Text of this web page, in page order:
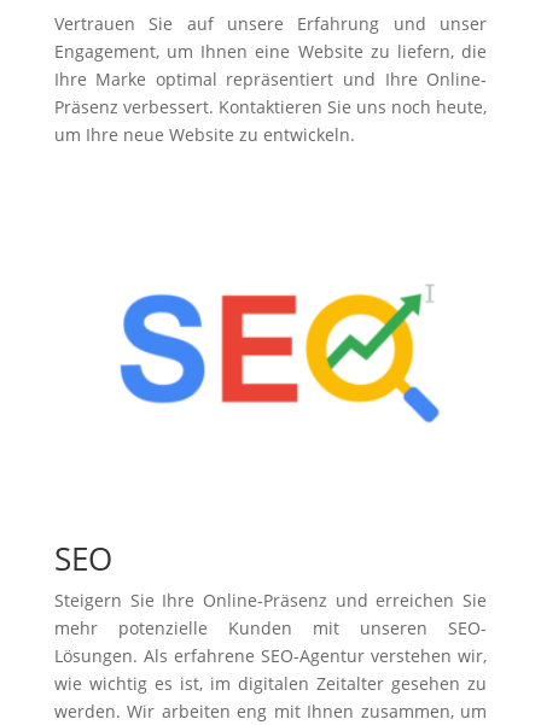
Vertrauen Sie auf unsere Erfahrung und unser
Engagement, um Ihnen eine Website zu liefern, die
Ihre Marke optimal repräsentiert und Ihre Online-
Präsenz verbessert. Kontaktieren Sie uns noch heute,
um Ihre neue Website zu entwickeln.
SEO
Steigern Sie Ihre Online-Präsenz und erreichen Sie
mehr potenzielle Kunden mit unseren SEO-
Lösungen. Als erfahrene SEO-Agentur verstehen wir,
wie wichtig es ist, im digitalen Zeitalter gesehen zu
werden. Wir arbeiten eng mit Ihnen zusammen, um